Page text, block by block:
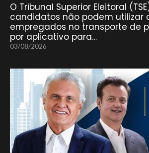
O Tribunal Superior Eleitoral
candidatos não podem utilizar
empregados no transporte de
por aplicativo para…
03/08/2026